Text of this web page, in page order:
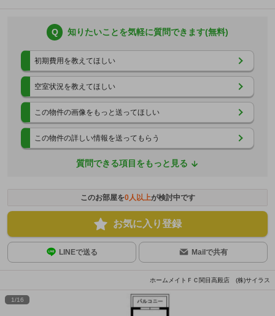
Q 知りたいことを気軽に質問できます(無料)
初期費用を教えてほしい
空室状況を教えてほしい
この物件の画像をもっと送ってほしい
この物件の詳しい情報を送ってもらう
質問できる項目をもっと見る
このお部屋を0人以上が検討中です
お気に入り登録
LINEで送る Mailで共有
ホームメイトＦＣ関目高殿店 (株)サイラス
1/16